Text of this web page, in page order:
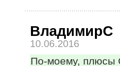
ВладимирС
10.06.2016
По-моему, плюсы